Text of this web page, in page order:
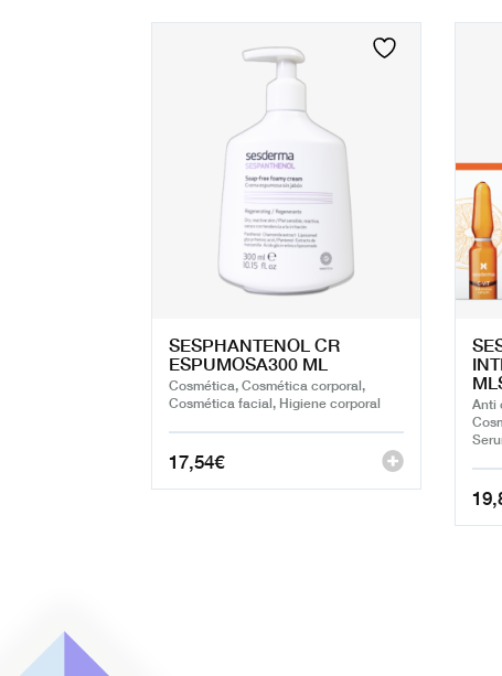
SESPHANTENOL CR
ESPUMOSA300 ML
Cosmética, Cosmética corporal,
Cosmética facial, Higiene corporal
17,54€
Anti